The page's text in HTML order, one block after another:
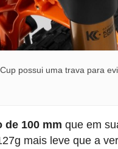
possui uma trava para
100 mm que em
mais leve que a